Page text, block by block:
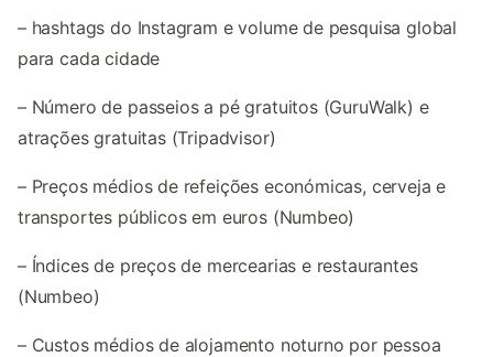
– hashtags do Instagram e volume de pesquisa global
para cada cidade
– Número de passeios a pé gratuitos (GuruWalk) e
atrações gratuitas (Tripadvisor)
– Preços médios de refeições económicas, cerveja e
transportes públicos em euros (Numbeo)
– Índices de preços de mercearias e restaurantes
(Numbeo)
– Custos médios de alojamento noturno por pessoa